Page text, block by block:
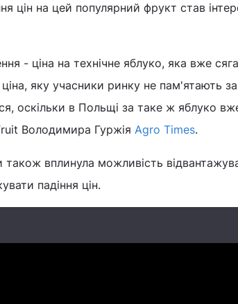
цін на цей популярний фрукт став
- ціна на технічне яблуко, яка вже
яку учасники ринку не пам'ятають за
оскільки в Польщі за таке ж яблуко
Володимира Гуржія Agro Times.
вплинула можливість
падіння цін.